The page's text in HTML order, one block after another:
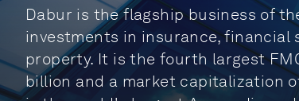
Dabur is the flagship business of
investments in insurance, financial
property. It is the fourth largest
billion and a market capitalization